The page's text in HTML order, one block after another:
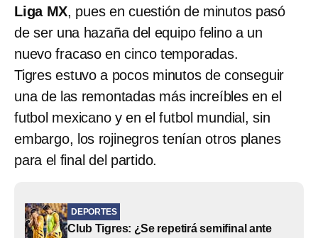
Liga MX, pues en cuestión de minutos pasó
de ser una hazaña del equipo felino a un
nuevo fracaso en cinco temporadas.
Tigres estuvo a pocos minutos de conseguir
una de las remontadas más increíbles en el
futbol mexicano y en el futbol mundial, sin
embargo, los rojinegros tenían otros planes
para el final del partido.
DEPORTES
Club Tigres: ¿Se repetirá semifinal ante